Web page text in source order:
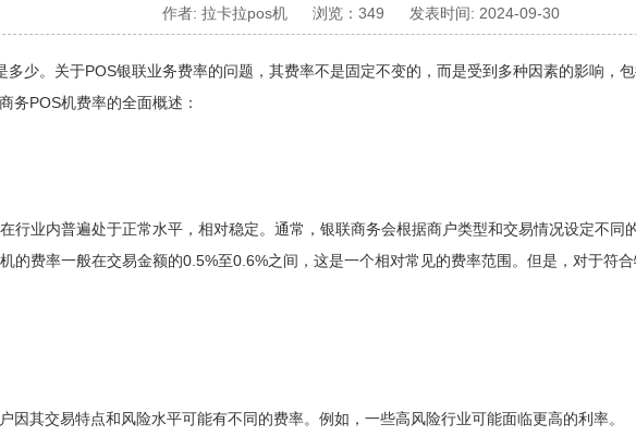
作者: 拉卡拉pos机 浏览：349 发表时间: 2024-09-30
多少。关于POS银联业务费率的问题，其费率不是固定不变的，而是受到多种因素的影响，
务POS机费率的全面概述：
业内普遍处于正常水平，相对稳定。通常，银联商务会根据商户类型和交易情况设定不同
的费率一般在交易金额的0.5%至0.6%之间，这是一个相对常见的费率范围。但是，对于符
其交易特点和风险水平可能有不同的费率。例如，一些高风险行业可能面临更高的利率。